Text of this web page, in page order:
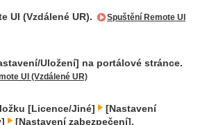
UI (Vzdálené UR).
Spuštění Remote UI
Uložení] na portálové stránce.
UI (Vzdálené UR)
[Licence/Jiné]
[Nastavení
[Nastavení zabezpečení].